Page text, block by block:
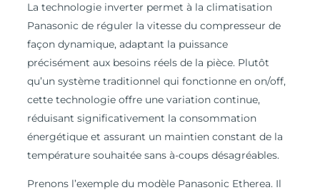
La technologie inverter permet à la climatisation
Panasonic de réguler la vitesse du compresseur de
façon dynamique, adaptant la puissance
précisément aux besoins réels de la pièce. Plutôt
qu’un système traditionnel qui fonctionne en on/off,
cette technologie offre une variation continue,
réduisant significativement la consommation
énergétique et assurant un maintien constant de la
température souhaitée sans à-coups désagréables.
Prenons l’exemple du modèle Panasonic Etherea. Il